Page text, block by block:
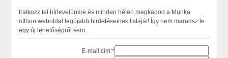
Iratkozz fel hírlevelünkre és minden héten megkapod a Munka
otthon weboldal legújabb hirdetéseinek listáját! Így nem maradsz le
egy új lehetőségről sem.
E-mail cím:*